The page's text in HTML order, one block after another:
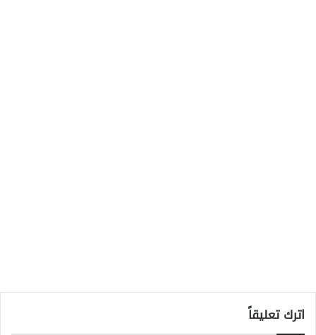
اترك تعليقاً